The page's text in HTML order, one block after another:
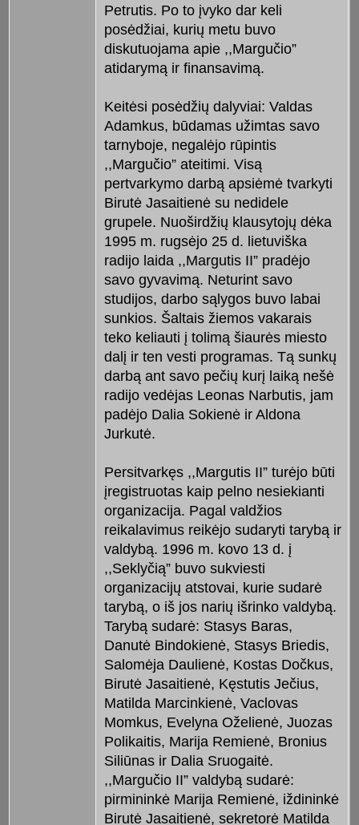
Petrutis. Po to įvyko dar keli
posėdžiai, kurių metu buvo
diskutuojama apie ,,Margučio”
atidarymą ir finansavimą.
Keitėsi posėdžių dalyviai: Valdas
Adamkus, būdamas užimtas savo
tarnyboje, negalėjo rūpintis
,,Margučio” ateitimi. Visą
pertvarkymo darbą apsiėmė tvarkyti
Birutė Jasaitienė su nedidele
grupele. Nuoširdžių klausytojų dėka
1995 m. rugsėjo 25 d. lietuviška
radijo laida ,,Margutis II” pradėjo
savo gyvavimą. Neturint savo
studijos, darbo sąlygos buvo labai
sunkios. Šaltais žiemos vakarais
teko keliauti į tolimą šiaurės miesto
dalį ir ten vesti programas. Tą sunkų
darbą ant savo pečių kurį laiką nešė
radijo vedėjas Leonas Narbutis, jam
padėjo Dalia Sokienė ir Aldona
Jurkutė.
Persitvarkęs ,,Margutis II” turėjo būti
įregistruotas kaip pelno nesiekianti
organizacija. Pagal valdžios
reikalavimus reikėjo sudaryti tarybą ir
valdybą. 1996 m. kovo 13 d. į
,,Seklyčią” buvo sukviesti
organizacijų atstovai, kurie sudarė
tarybą, o iš jos narių išrinko valdybą.
Tarybą sudarė: Stasys Baras,
Danutė Bindokienė, Stasys Briedis,
Salomėja Daulienė, Kostas Dočkus,
Birutė Jasaitienė, Kęstutis Ječius,
Matilda Marcinkienė, Vaclovas
Momkus, Evelyna Oželienė, Juozas
Polikaitis, Marija Remienė, Bronius
Siliūnas ir Dalia Sruogaitė.
,,Margučio II” valdybą sudarė:
pirmininkė Marija Remienė, iždininkė
Birutė Jasaitienė, sekretorė Matilda